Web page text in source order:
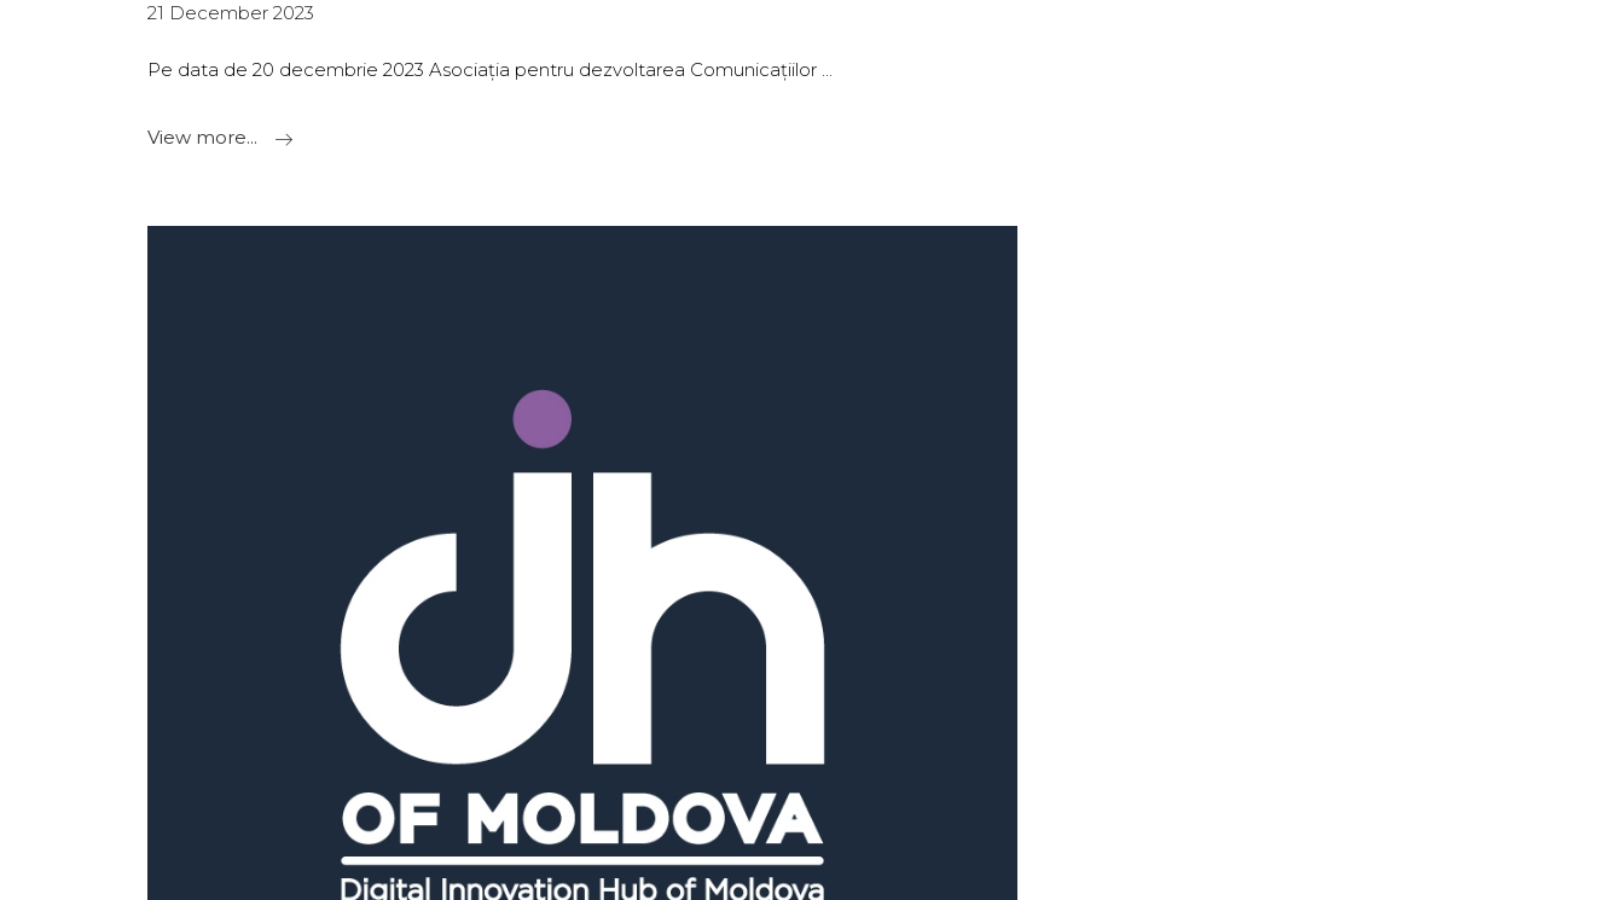
21 December 2023
Pe data de 20 decembrie 2023 Asociația pentru dezvoltarea Comunicațiilor
View more...